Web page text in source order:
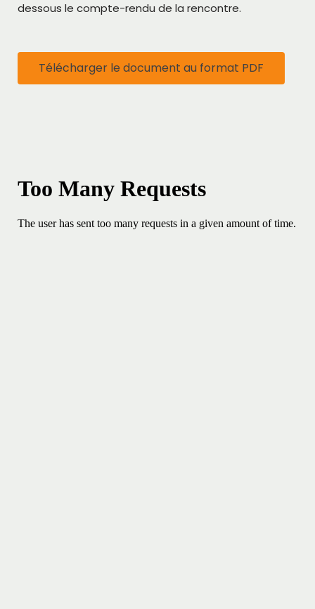
dessous le compte-rendu de la rencontre.
Télécharger le document au format PDF